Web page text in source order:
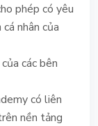
phép có yêu
nhân của
các bên
có liên
nền tảng